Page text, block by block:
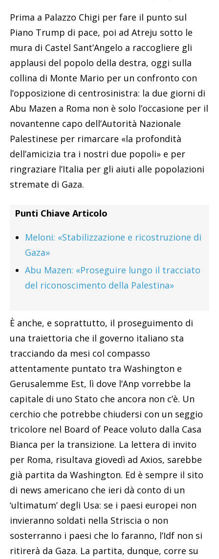
Prima a Palazzo Chigi per fare il punto sul
Piano Trump di pace, poi ad Atreju sotto le
mura di Castel Sant’Angelo a raccogliere gli
applausi del popolo della destra, oggi sulla
collina di Monte Mario per un confronto con
l’opposizione di centrosinistra: la due giorni di
Abu Mazen a Roma non è solo l’occasione per il
novantenne capo dell’Autorità Nazionale
Palestinese per rimarcare «la profondità
dell’amicizia tra i nostri due popoli» e per
ringraziare l’Italia per gli aiuti alle popolazioni
stremate di Gaza.
Punti Chiave Articolo
Meloni: «Stabilizzazione e ricostruzione di
Gaza»
Abu Mazen: «Proseguire lungo il tracciato
del riconoscimento della Palestina»
È anche, e soprattutto, il proseguimento di
una traiettoria che il governo italiano sta
tracciando da mesi col compasso
attentamente puntato tra Washington e
Gerusalemme Est, lì dove l’Anp vorrebbe la
capitale di uno Stato che ancora non c’è. Un
cerchio che potrebbe chiudersi con un seggio
tricolore nel Board of Peace voluto dalla Casa
Bianca per la transizione. La lettera di invito
per Roma, risultava giovedì ad Axios, sarebbe
già partita da Washington. Ed è sempre il sito
di news americano che ieri dà conto di un
‘ultimatum’ degli Usa: se i paesi europei non
invieranno soldati nella Striscia o non
sosterranno i paesi che lo faranno, l’Idf non si
ritirerà da Gaza. La partita, dunque, corre su